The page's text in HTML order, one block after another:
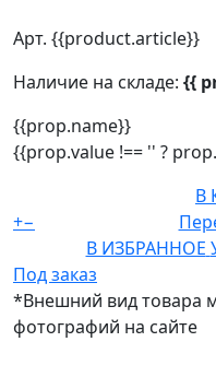
Арт. {{product.article}}
Наличие на складе: {{
{{prop.name}}
{{prop.value !== '' ?
В
+−
В ИЗБРАННОЕ
Под заказ
*Внешний вид товара
фотографий на сайте